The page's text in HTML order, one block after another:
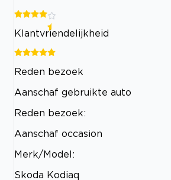
Klantvriendelijkheid
Reden bezoek
Aanschaf gebruikte auto
Reden bezoek:
Aanschaf occasion
Merk/Model:
Skoda Kodiaq